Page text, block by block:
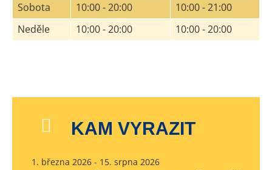
Sobota
10:00 - 20:00
10:00 - 21:00
Neděle
10:00 - 20:00 10:00 - 20:00
KAM VYRAZIT
1. března 2026 - 15. srpna 2026